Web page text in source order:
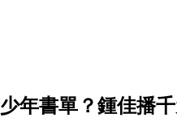
年書單？鍾佳播